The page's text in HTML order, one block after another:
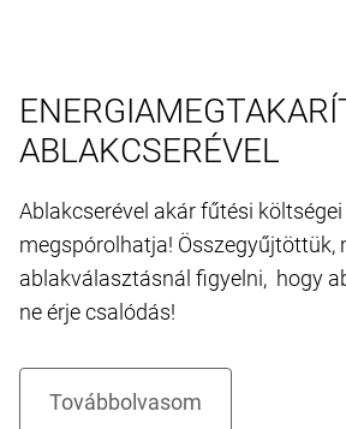
ABLAKCSERÉVEL
Ablakcserével akár fűtési költségei
megspórolhatja! Összegyűjtöttük,
ablakválasztásnál figyelni, hogy
ne érje csalódás!